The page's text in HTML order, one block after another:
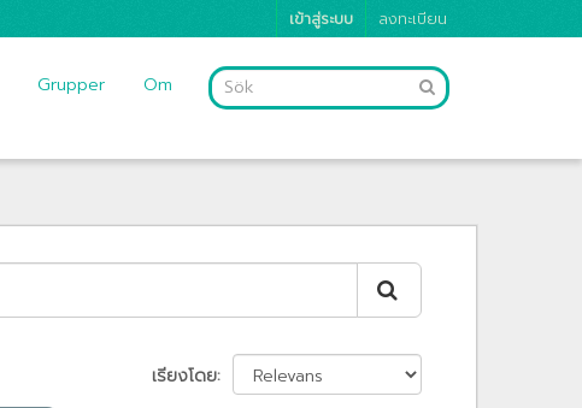
เข้าสู่ระบบ ลงทะเบียน
Grupper Om
เรียงโดย